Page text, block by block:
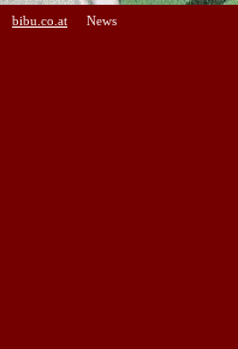
bibu.co.at News